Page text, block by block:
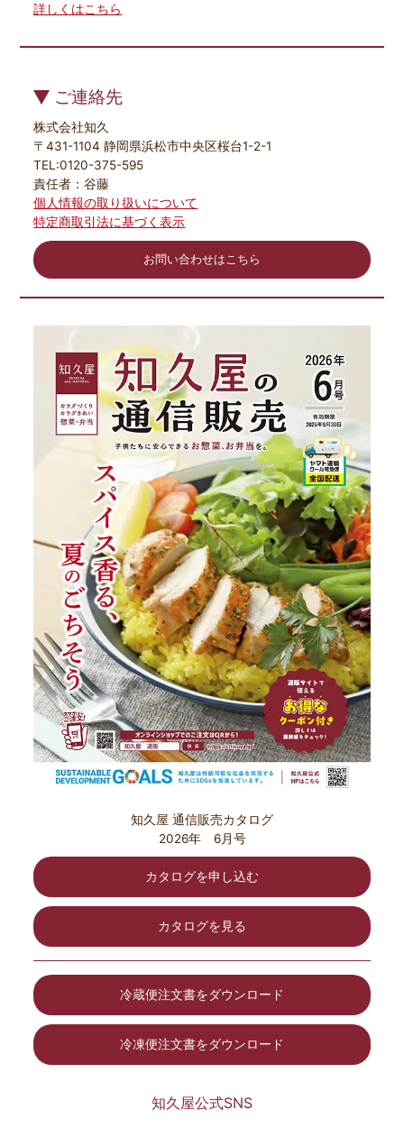
詳しくはこちら
ご連絡先
株式会社知久
〒431-1104 静岡県浜松市中央区桜台1-2-1
TEL:0120-375-595
責任者：谷藤
個人情報の取り扱いについて
特定商取引法に基づく表示
お問い合わせはこちら
知久屋 通信販売カタログ
2026年 6月号
カタログを申し込む
カタログを見る
冷蔵便注文書をダウンロード
冷凍便注文書をダウンロード
知久屋公式SNS